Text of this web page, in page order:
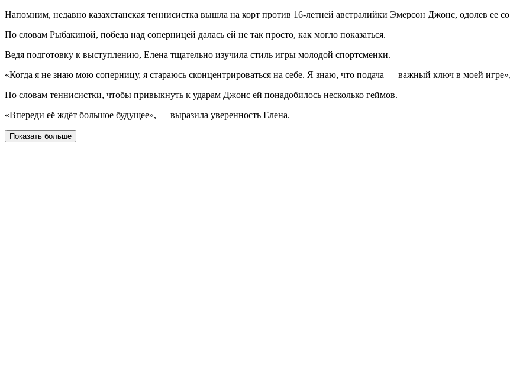
Напомним, недавно казахстанская теннисистка вышла на корт против 16-летней австралийки Эмерсон Джонс, одолев ее
По словам Рыбакиной, победа над соперницей далась ей не так просто, как могло показаться.
Ведя подготовку к выступлению, Елена тщательно изучила стиль игры молодой спортсменки.
«Когда я не знаю мою соперницу, я стараюсь сконцентрироваться на себе. Я знаю, что подача — важный ключ в моей
По словам теннисистки, чтобы привыкнуть к ударам Джонс ей понадобилось несколько геймов.
«Впереди её ждёт большое будущее», — выразила уверенность Елена.
Показать больше